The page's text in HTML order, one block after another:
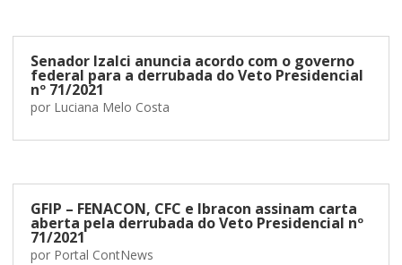
Senador Izalci anuncia acordo com o governo
federal para a derrubada do Veto Presidencial
nº 71/2021
por Luciana Melo Costa
GFIP – FENACON, CFC e Ibracon assinam carta
aberta pela derrubada do Veto Presidencial nº
71/2021
por Portal ContNews